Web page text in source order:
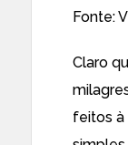
Fonte:
Claro
feitos à